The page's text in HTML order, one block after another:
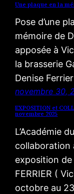
Une plaque en la
Pose d’une
mémoire de
apposée à
la brasserie
Denise
novembre 30,
EXPOSITION et
novembre 2025
L’Académie
collaboration
exposition de
FERRIER (
octobre au